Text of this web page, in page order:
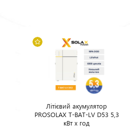
Літієвий акумулятор
PROSOLAX T-BAT-LV D53 5,3
кВт х год